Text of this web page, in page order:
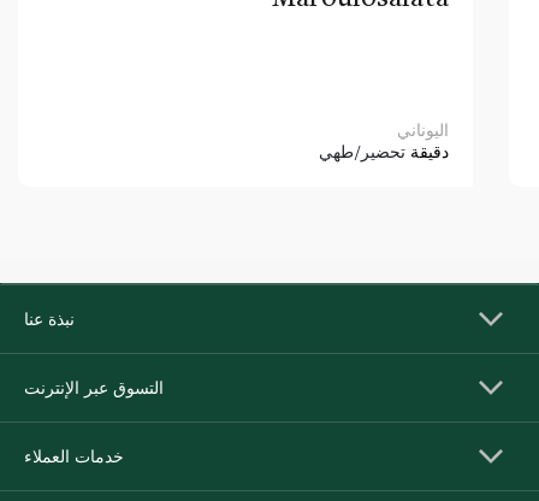
اليوناني
دقيقة تحضير/طهي
نبذة عنا
التسوق عبر الإنترنت
خدمات العملاء